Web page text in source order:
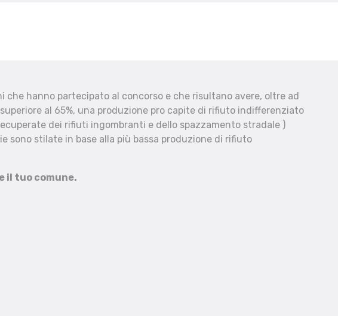
che hanno partecipato al concorso e che risultano avere, oltre ad
al 65%, una produzione pro capite di rifiuto indifferenziato
dei rifiuti ingombranti e dello spazzamento stradale )
sono stilate in base alla più bassa produzione di rifiuto
il tuo comune.